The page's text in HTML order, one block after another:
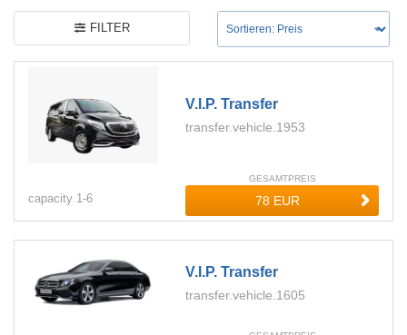
FILTER
V.i.p. Transfer
transfer.vehicle.1953
capacity 1-6
GESAMTPREIS
V.i.p. Transfer
transfer.vehicle.1605